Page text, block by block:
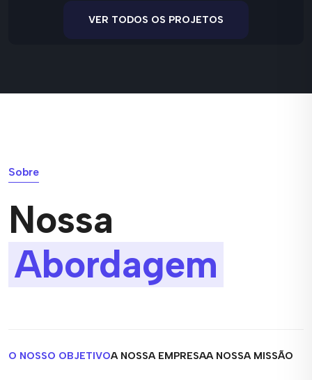
VER TODOS OS PROJETOS
Sobre
Nossa
Abordagem
O NOSSO OBJETIVOA NOSSA EMPRESAA NOSSA MISSÃO